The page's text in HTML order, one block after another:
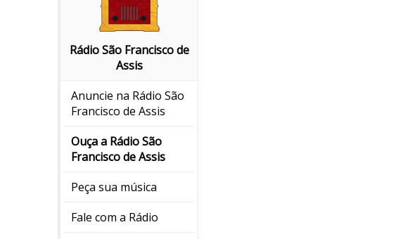
Rádio São Francisco de
Assis
Anuncie na Rádio São
Francisco de Assis
Ouça a Rádio São
Francisco de Assis
Peça sua música
Fale com a Rádio